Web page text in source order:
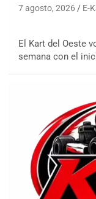
7 agosto, 2026 E-
El Kart del Oeste
semana con el